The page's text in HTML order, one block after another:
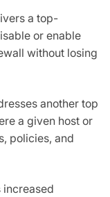
a top-
or enable
without losing
another top
a given host or
policies, and
increased